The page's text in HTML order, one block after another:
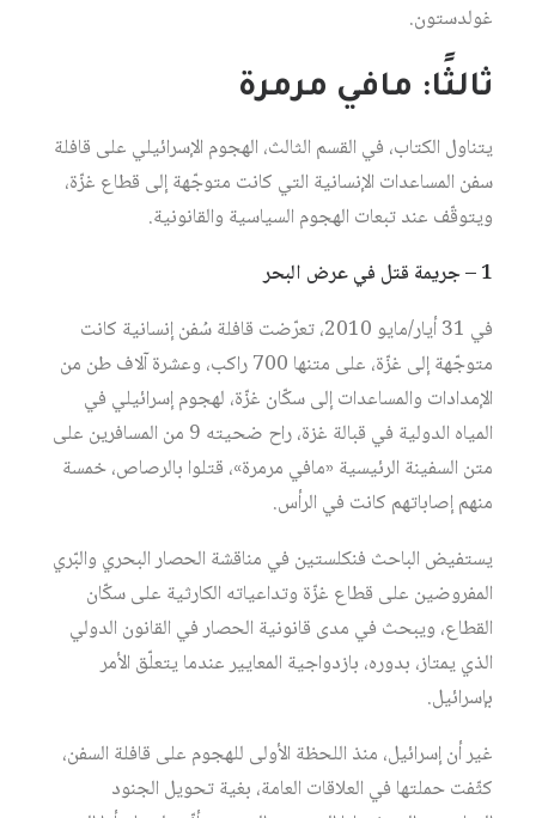
غولدستون.
ثالثًا: مافي مرمرة
يتناول الكتاب، في القسم الثالث، الهجوم الإسرائيلي على قافلة
سفن المساعدات الإنسانية التي كانت متوجّهة إلى قطاع غزّة،
ويتوقّف عند تبعات الهجوم السياسية والقانونية.
1 – جريمة قتل في عرض البحر
في 31 أيار/مايو 2010، تعرّضت قافلة سُفن إنسانية كانت
متوجّهة إلى غزّة، على متنها 700 راكب، وعشرة آلاف طن من
الإمدادات والمساعدات إلى سكّان غزّة، لهجوم إسرائيلي في
المياه الدولية في قبالة غزة، راح ضحيته 9 من المسافرين على
متن السفينة الرئيسية «مافي مرمرة»، قتلوا بالرصاص، خمسة
منهم إصاباتهم كانت في الرأس.
يستفيض الباحث فنكلستين في مناقشة الحصار البحري والبّري
المفروضين على قطاع غزّة وتداعياته الكارثية على سكّان
القطاع، ويبحث في مدى قانونية الحصار في القانون الدولي
الذي يمتاز، بدوره، بازدواجية المعايير عندما يتعلّق الأمر
بإسرائيل.
غير أن إسرائيل، منذ اللحظة الأولى للهجوم على قافلة السفن،
كثّفت حملتها في العلاقات العامة، بغية تحويل الجنود